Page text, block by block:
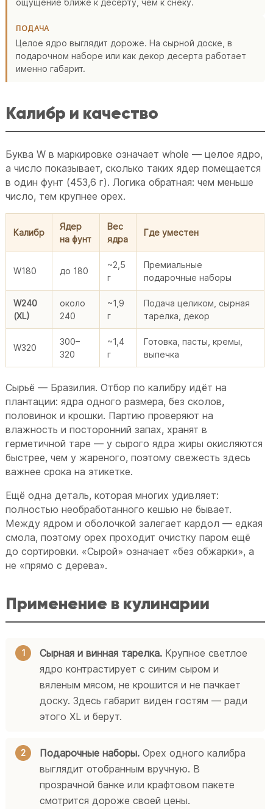
ПОДАЧА
Целое ядро выглядит дороже. На сырной доске, в
подарочном наборе или как декор десерта работает
именно габарит.
Калибр и качество
Буква W в маркировке означает whole — целое ядро,
а число показывает, сколько таких ядер помещается
в один фунт (453,6 г). Логика обратная: чем меньше
число, тем крупнее орех.
Калибр
Ядер
на фунт
Вес
ядра
Где уместен
W180 до 180
~2,5
г
Премиальные
подарочные наборы
W240
(XL)
около
240
~1,9
г
Подача целиком, сырная
тарелка, декор
W320
300–
320
~1,4
г
Готовка, пасты, кремы,
выпечка
Сырьё — Бразилия. Отбор по калибру идёт на
плантации: ядра одного размера, без сколов,
половинок и крошки. Партию проверяют на
влажность и посторонний запах, хранят в
герметичной таре — у сырого ядра жиры окисляются
быстрее, чем у жареного, поэтому свежесть здесь
важнее срока на этикетке.
Ещё одна деталь, которая многих удивляет:
полностью необработанного кешью не бывает.
Между ядром и оболочкой залегает кардол — едкая
смола, поэтому орех проходит очистку паром ещё
до сортировки. «Сырой» означает «без обжарки», а
не «прямо с дерева».
Применение в кулинарии
Сырная и винная тарелка. Крупное светлое
ядро контрастирует с синим сыром и
вяленым мясом, не крошится и не пачкает
доску. Здесь габарит виден гостям — ради
этого XL и берут.
Подарочные наборы. Орех одного калибра
выглядит отобранным вручную. В
прозрачной банке или крафтовом пакете
смотрится дороже своей цены.